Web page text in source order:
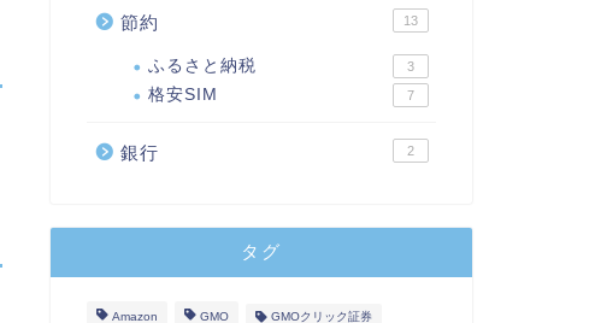
節約 13
ふるさと納税 3
格安SIM 7
銀行 2
タグ
Amazon GMO GMOクリック証券